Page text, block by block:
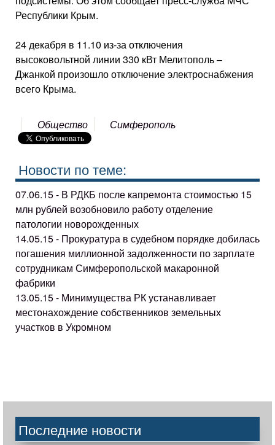
Республики Крым.
24 декабря в 11.10 из-за отключения
высоковольтной линии 330 кВт Мелитополь –
Джанкой произошло отключение электроснабжения
всего Крыма.
Общество Симферополь
Новости по теме:
07.06.15 - В РДКБ после капремонта стоимостью 15
млн рублей возобновило работу отделение
патологии новорожденных
14.05.15 - Прокуратура в судебном порядке добилась
погашения миллионной задолженности по зарплате
сотрудникам Симферопольской макаронной
фабрики
13.05.15 - Минимущества РК устанавливает
местонахождение собственников земельных
участков в Укромном
Последние новости